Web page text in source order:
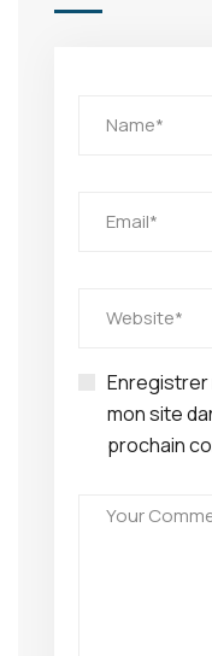
Enregistrer
mon site
prochain